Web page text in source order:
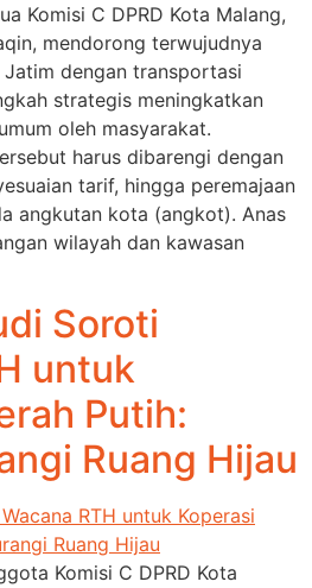
Komisi C DPRD Kota Malang,
mendorong terwujudnya
dengan transportasi
strategis meningkatkan
oleh masyarakat.
harus dibarengi dengan
tarif, hingga peremajaan
angkutan kota (angkot). Anas
wilayah dan kawasan
Soroti
untuk
Putih:
Ruang Hijau
Komisi C DPRD Kota